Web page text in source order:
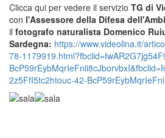
Clicca qui per vedere il servizio TG di
con l'Assessore della Difesa
il fotografo naturalista Domenico
Sardegna: https://www.videolina.it/
78-
2z5FfI5tc2htouc-42-